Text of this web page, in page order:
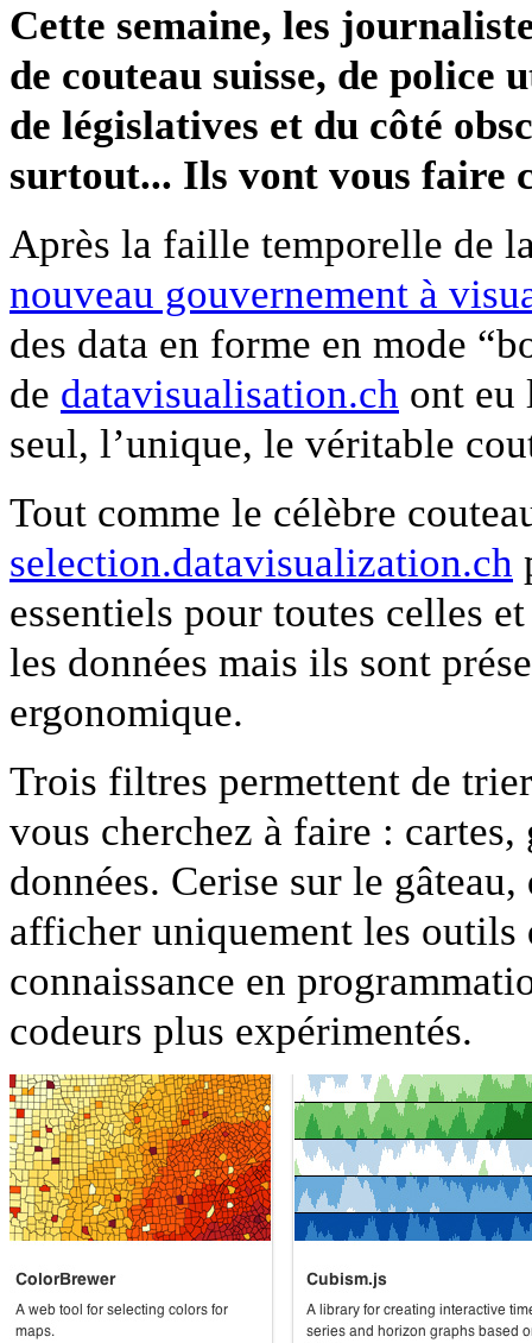
Cette semaine, les
de couteau suisse, de
de législatives et du côté
surtout... Ils vont vous faire
Après la faille temporelle de
nouveau gouvernement à
des data en forme en mode
de datavisualisation.ch ont eu
seul, l’unique, le véritable
Tout comme le célèbre
selection.datavisualization.ch
essentiels pour toutes celles
les données mais ils sont
ergonomique.
Trois filtres permettent de
vous cherchez à faire :
données. Cerise sur le
afficher uniquement les outils
connaissance en
codeurs plus expérimentés.